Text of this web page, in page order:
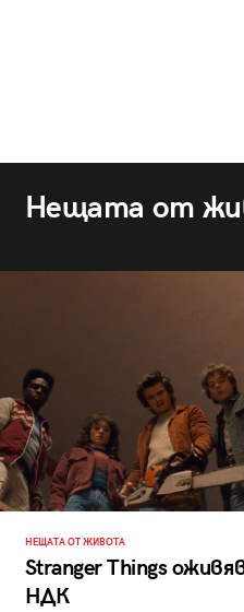
Нещата от
НЕЩАТА ОТ ЖИВОТА
Stranger Things
НДК